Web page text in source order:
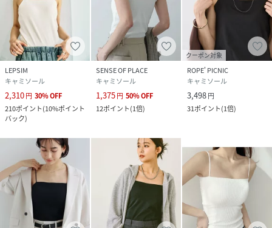
LEPSIM
キャミソール
2,310円 30%OFF
210ポイント(10%ポイント
バック)
SENSE OF PLACE
キャミソール
1,375円 50%OFF
12ポイント(1倍)
クーポン対象
ROPE' PICNIC
キャミソール
3,498円
31ポイント(1倍)